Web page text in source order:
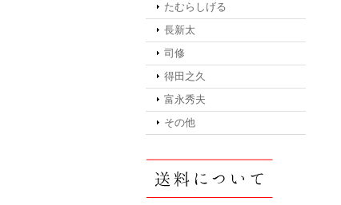
たむらしげる
長新太
司修
得田之久
富永秀夫
その他